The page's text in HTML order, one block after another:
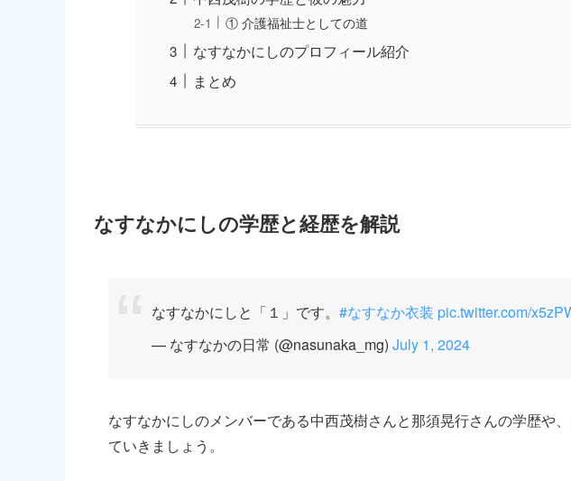
① 介護福祉士としての道
なすなかにしのプロフィール紹介
まとめ
なすなかにしの学歴と経歴を解説
なすなかにしと「１」です。 #なすなか衣装 pic.twitter.com/
— なすなかの日常 (@nasunaka_mg) July 1, 2024
なすなかにしのメンバーである中西茂樹さんと那須晃行さんの学歴や
ていきましょう。